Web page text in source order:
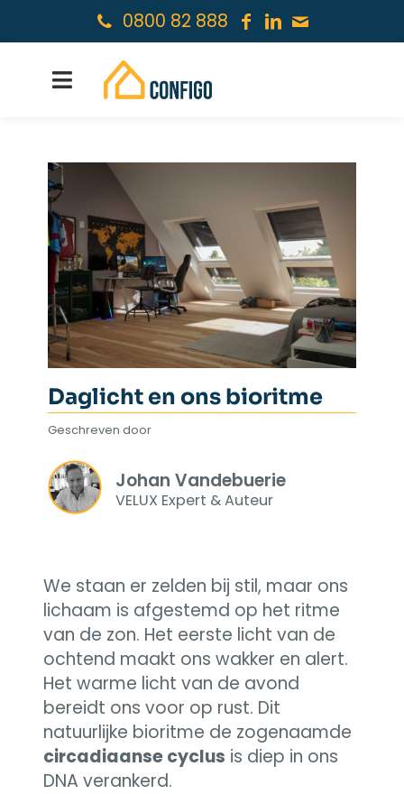
0800 82 888
Daglicht en ons bioritme
Geschreven door
Johan Vandebuerie
VELUX Expert & Auteur
We staan er zelden bij stil, maar ons
lichaam is afgestemd op het ritme
van de zon. Het eerste licht van de
ochtend maakt ons wakker en alert.
Het warme licht van de avond
bereidt ons voor op rust. Dit
natuurlijke bioritme de zogenaamde
circadiaanse cyclus is diep in ons
DNA verankerd.